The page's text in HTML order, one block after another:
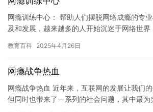
网瘾训练中心： 帮助人们摆脱网络成瘾的专
及和发展，越来越多的人开始沉迷于网络世
教育百科 2025年4月26日
网瘾战争热血
网瘾战争热血 近年来，互联网的发展让我们
但同时也带来了一系列的社会问题，其中最为